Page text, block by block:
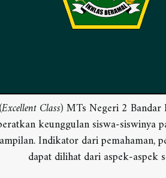
Excellent Class)MTs Negeri 2
keunggulan siswa-siswinya
Indikator dari pemahaman,
dapat dilihat dari aspek-aspek